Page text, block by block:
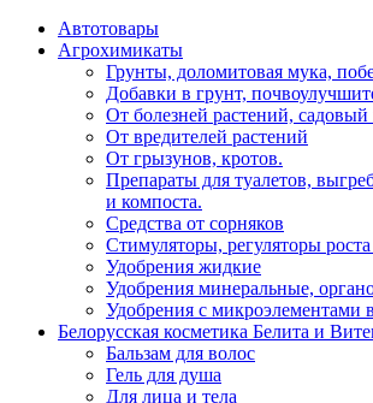
Автотовары
Агрохимикаты
Грунты, доломитовая мука,
Добавки в грунт,
От болезней растений, садовый
От вредителей растений
От грызунов, кротов.
Препараты для туалетов,
и компоста.
Средства от сорняков
Стимуляторы, регуляторы
Удобрения жидкие
Удобрения минеральные,
Удобрения с микроэлементами
Белорусская косметика Белита и
Бальзам для волос
Гель для душа
Для лица и тела